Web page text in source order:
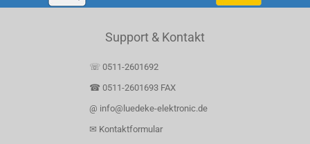
Support & Kontakt
☏ 0511-2601692
☎ 0511-2601693 FAX
@ info@luedeke-elektronic.de
✉ Kontaktformular